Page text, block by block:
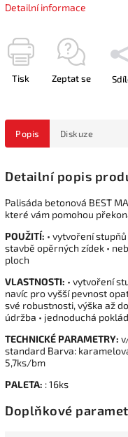
Detailní informace
Tisk Zeptat se
Popis Diskuze
Detailní popis
Palisáda betonová BEST
které vám pomohou
POUŽITÍ: • vytvoření
stavbě opěrných zídek •
ploch
VLASTNOSTI: • vytvoření
navíc pro vyšší pevnost
své robustnosti, výška až
údržba • jednoduchá
TECHNICKÉ PARAMETRY:
standard Barva:
5,7ks/bm
PALETA: : 16ks
Doplňkové